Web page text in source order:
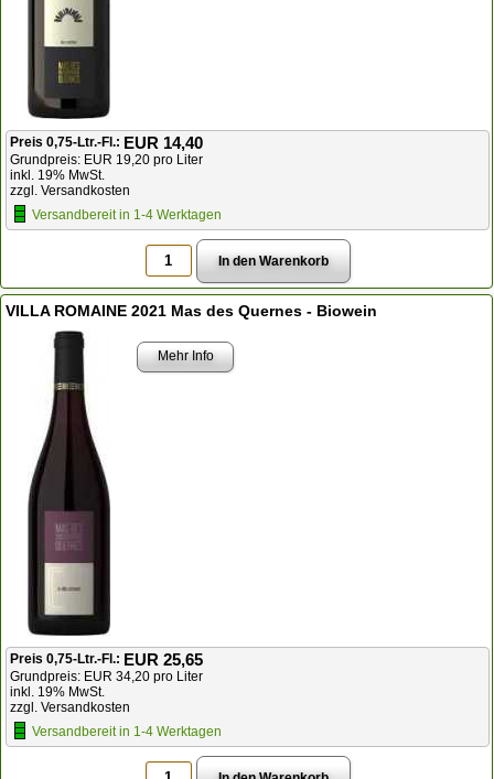
Preis 0,75-Ltr.-Fl.: EUR 14,40
Grundpreis: EUR 19,20 pro Liter
inkl. 19% MwSt.
zzgl. Versandkosten
Versandbereit in 1-4 Werktagen
VILLA ROMAINE 2021 Mas des Quernes - Biowein
Mehr Info
Preis 0,75-Ltr.-Fl.: EUR 25,65
Grundpreis: EUR 34,20 pro Liter
inkl. 19% MwSt.
zzgl. Versandkosten
Versandbereit in 1-4 Werktagen